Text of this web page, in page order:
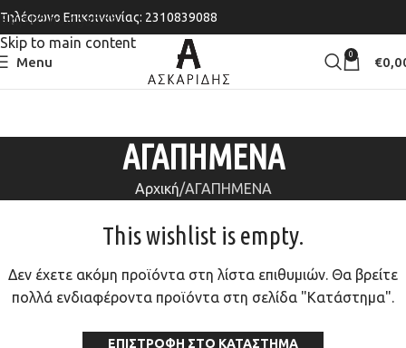
Skip to navigation
Skip to main content
Τηλέφωνο Επικοινωνίας: 2310839088
Menu 0 €
ΑΓΑΠΗΜΕΝΑ
Αρχική ΑΓΑΠΗΜΕΝΑ
This wishlist is empty.
Δεν έχετε ακόμη προϊόντα στη λίστα επιθυμιών. Θα βρείτε
πολλά ενδιαφέροντα προϊόντα στη σελίδα "Κατάστημα".
ΕΠΙΣΤΡΟΦΉ ΣΤΟ ΚΑΤΆΣΤΗΜΑ